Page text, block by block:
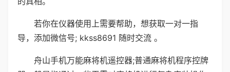
若你在仪器使用上需要帮助，想获取一对一指
导，添加微信号; kkss8691 随时交流 。
舟山手机万能麻将机遥控器;普通麻将机程序控牌